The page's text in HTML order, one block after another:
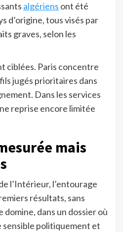
algériens ont été
d’origine, tous visés par
graves, selon les
ciblées. Paris concentre
jugés prioritaires dans
Dans les services
reprise encore limitée
mais
l’Intérieur, l’entourage
résultats, sans
domine, dans un dossier où
sensible politiquement et